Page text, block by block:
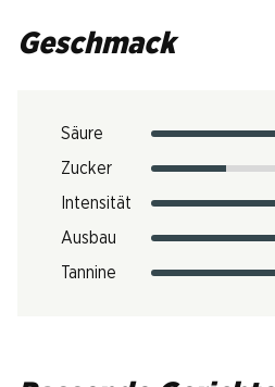
Geschmack
Säure
Zucker
Intensität
Ausbau
Tannine